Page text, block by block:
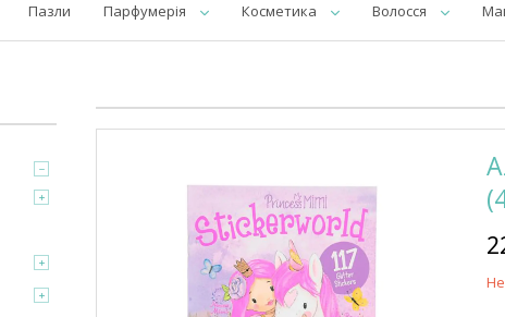
Пазли Парфумерія Косметика Волосся